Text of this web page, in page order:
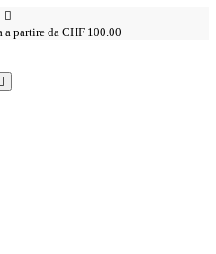
partire da CHF 100.00